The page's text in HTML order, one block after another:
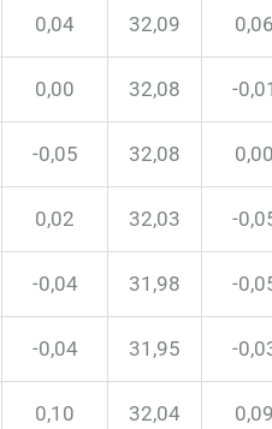
0,04 32,09
0,00 32,08 -
-0,05 32,08
0,02 32,03 -
-0,04 31,98 -
-0,04 31,95 -
0,10 32,04